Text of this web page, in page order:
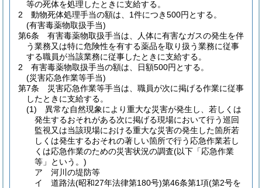
等の死体を処理したときに支給する。
2
動物死体処理手当の額は、1件につき500円とする。
(有害毒薬物取扱手当)
第6条
有害毒薬物取扱手当は、人体に有害なガスの発生を伴
う業務又は特に危険性を有する薬品を取り扱う業務に従事
する職員が当該業務に従事したときに支給する。
2
有害毒薬物取扱手当の額は、日額500円とする。
(災害応急作業等手当)
第7条
災害応急作業等手当は、職員が次に掲げる作業に従事
したときに支給する。
(1)
異常な自然現象により重大な災害が発生し、若しくは
発生するおそれがある次に掲げる現場において行う巡回
監視又は当該現場における重大な災害の発生した箇所若
しくは発生するおそれの著しい箇所で行う応急作業若し
くは応急作業のための災害状況の調査(以下「応急作業
等」という。)
ア
河川の堤防等
イ
道路法(昭和27年法律第180号)第46条第1項(第2号を